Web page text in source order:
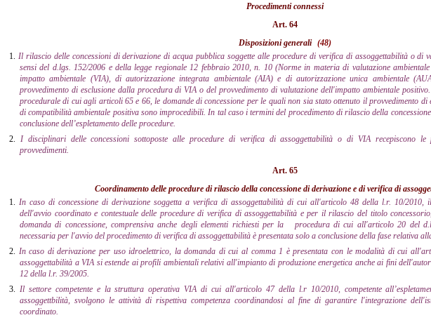
Procedimenti connessi
Art. 64
Disposizioni generali (48)
1. Il rilascio delle concessioni di derivazione di acqua pubblica soggette alle procedure di verifica di assoggettabilità o di
sensi del d.lgs. 152/2006 e della legge regionale 12 febbraio 2010, n. 10 (Norme in materia di valutazione
impatto ambientale (VIA), di autorizzazione integrata ambientale (AIA) e di autorizzazione unica ambientale
provvedimento di esclusione dalla procedura di VIA o del provvedimento di valutazione dell'impatto ambientale
procedurale di cui agli articoli 65 e 66, le domande di concessione per le quali non sia stato ottenuto il provvedimento
di compatibilità ambientale positiva sono improcedibili. In tal caso i termini del procedimento di rilascio della
conclusione dell’espletamento delle procedure.
2. I disciplinari delle concessioni sottoposte alle procedure di verifica di assoggettabilità o di VIA recepiscono le
provvedimenti.
Art. 65
Coordinamento delle procedure di rilascio della concessione di derivazione e di verifica di
1. In caso di concessione di derivazione soggetta a verifica di assoggettabilità di cui all'articolo 48 della l.r. 10/2010,
dell'avvio coordinato e contestuale delle procedure di verifica di assoggettabilità e per il rilascio del titolo
domanda di concessione, comprensiva anche degli elementi richiesti per la
procedura di cui all'articolo 20 del
necessaria per l'avvio del procedimento di verifica di assoggettabilità è presentata solo a conclusione della fase relativa
2. In caso di derivazione per uso idroelettrico, la domanda di cui al comma 1 è presentata con le modalità di cui
assoggettabilità a VIA si estende ai profili ambientali relativi all'impianto di produzione energetica anche ai fini
12 della l.r. 39/2005.
3. Il settore competente e la struttura operativa VIA di cui all'articolo 47 della l.r 10/2010, competente
assoggettbilità, svolgono le attività di rispettiva competenza coordinandosi al fine di garantire l'integrazione
coordinato.